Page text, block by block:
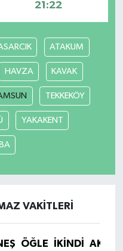
21:22
ATAKUM
HAVZA KAVAK
TEKKEKÖY
YAKAKENT
VAKITLERI
ÖĞLE İKINDI